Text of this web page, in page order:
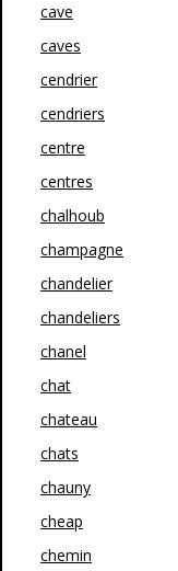
cave
caves
cendrier
cendriers
centre
centres
chalhoub
champagne
chandelier
chandeliers
chanel
chat
chateau
chats
chauny
cheap
chemin